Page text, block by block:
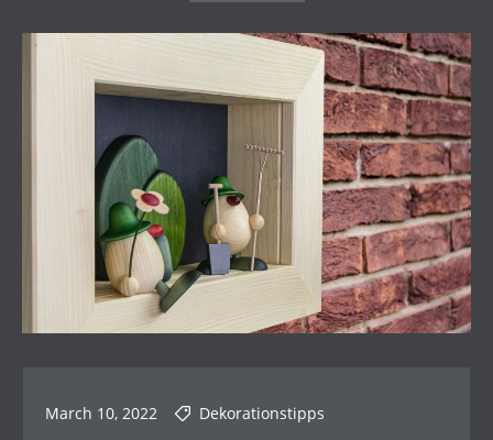
March 10, 2022 Dekorationstipps